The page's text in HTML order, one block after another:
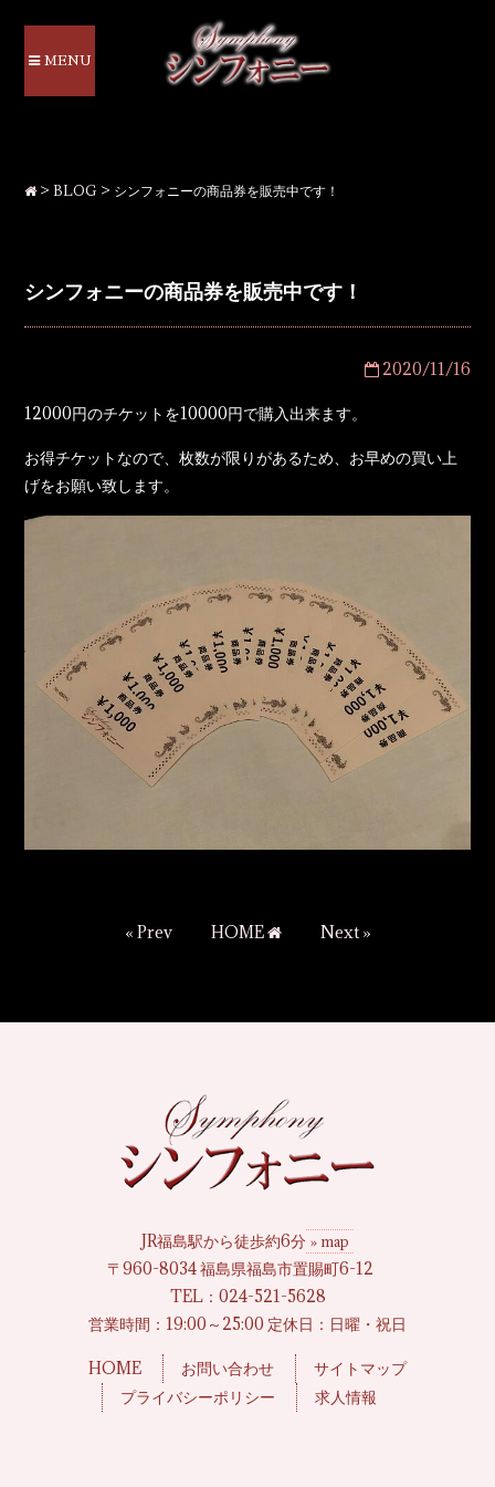
MENU
> BLOG > シンフォニーの商品券を販売中です！
シンフォニーの商品券を販売中です！
2020/11/16
12000円のチケットを10000円で購入出来ます。
お得チケットなので、枚数が限りがあるため、お早めの買い上
げをお願い致します。
« Prev HOME Next »
JR福島駅から徒歩約6分 » map
〒960-8034 福島県福島市置賜町6-12
TEL： 024-521-5628
営業時間：19:00～25:00 定休日：日曜・祝日
HOME お問い合わせ
サイトマップ
プライバシーポリシー
求人情報